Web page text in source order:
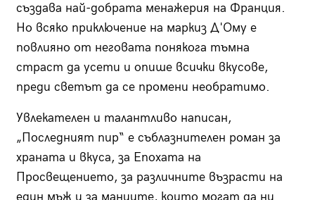
създава най-добрата менажерия на Франция.
Но всяко приключение на маркиз Д'Ому е
повлияно от неговата понякога тъмна
страст да усети и опише всички вкусове,
преди светът да се промени необратимо.
Увлекателен и талантливо написан,
„Последният пир“ е съблазнителен роман за
храната и вкуса, за Епохата на
Просвещението, за различните възрасти на
един мъж и за маниите, които могат да ни